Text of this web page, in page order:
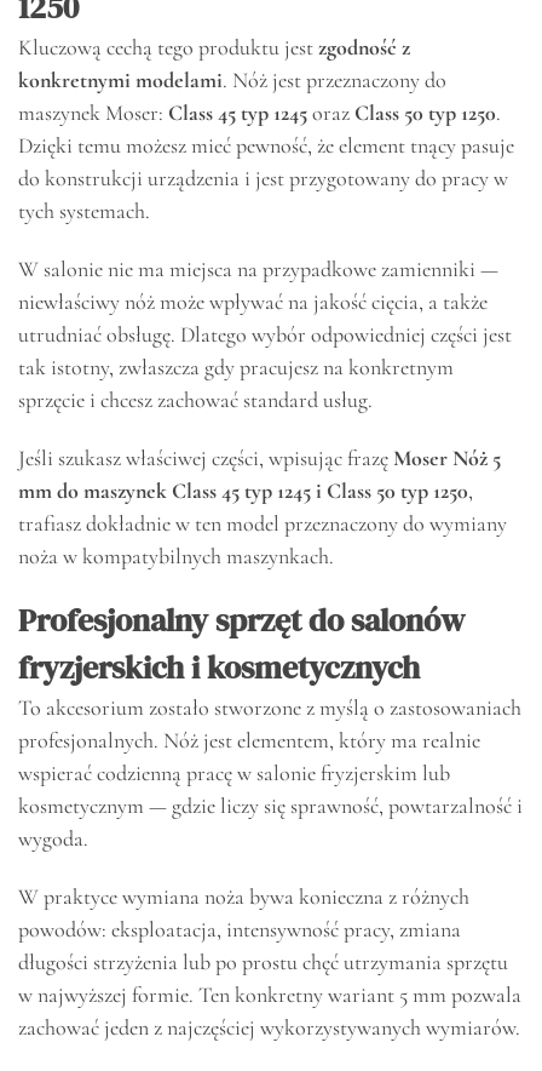
Kluczową cechą tego produktu jestzgodność z
konkretnymi modelami. Nóż jest przeznaczony do
maszynek Moser: Class 45 typ 1245oraz Class 50 typ 1250.
Dzięki temu możesz mieć pewność, że element tnący pasuje
do konstrukcji urządzenia i jest przygotowany do pracy w
tych systemach.
W salonie nie ma miejsca na przypadkowe zamienniki —
niewłaściwy nóż może wpływać na jakość cięcia, a także
utrudniać obsługę. Dlatego wybór odpowiedniej części jest
tak istotny, zwłaszcza gdy pracujesz na konkretnym
sprzęcie i chcesz zachować standard usług.
Jeśli szukasz właściwej części, wpisując frazęMoser Nóż 5
mm do maszynek Class 45 typ 1245 i Class 50 typ 1250,
trafiasz dokładnie w ten model przeznaczony do wymiany
noża w kompatybilnych maszynkach.
Profesjonalny sprzęt do salonów
fryzjerskich i kosmetycznych
To akcesorium zostało stworzone z myślą o zastosowaniach
profesjonalnych. Nóż jest elementem, który ma realnie
wspierać codzienną pracę w salonie fryzjerskim lub
kosmetycznym — gdzie liczy się sprawność, powtarzalność i
wygoda.
W praktyce wymiana noża bywa konieczna z różnych
powodów: eksploatacja, intensywność pracy, zmiana
długości strzyżenia lub po prostu chęć utrzymania sprzętu
w najwyższej formie. Ten konkretny wariant 5 mm pozwala
zachować jeden z najczęściej wykorzystywanych wymiarów.